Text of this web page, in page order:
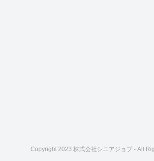
Copyright 2023 株式会社シニアジョブ - All